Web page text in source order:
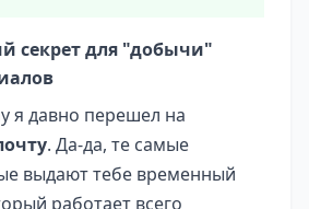
секрет для "добычи"
я давно перешел на
. Да-да, те самые
выдают тебе временный
работает всего